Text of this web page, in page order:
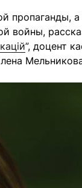
пропаганды,
войны,
”, доцент